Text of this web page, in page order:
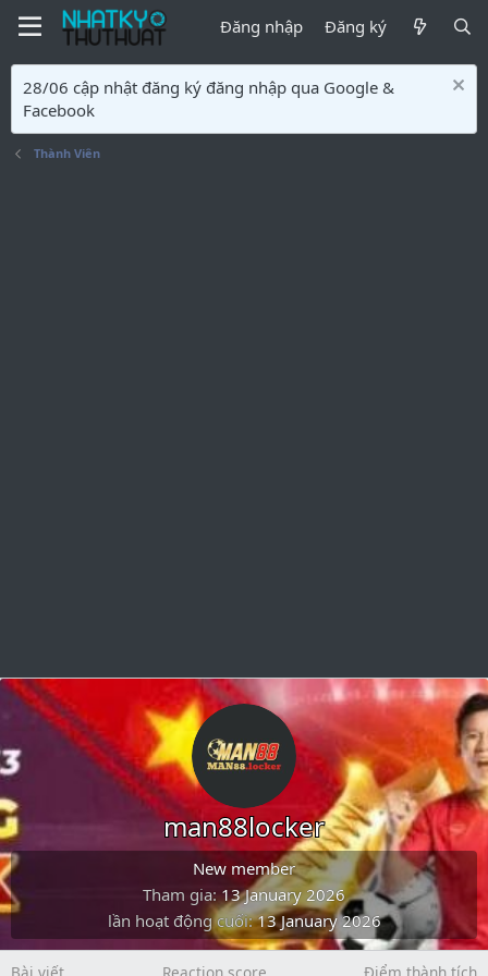
Đăng nhập Đăng ký
28/06 cập nhật đăng ký đăng nhập qua Google &
Facebook
Thành Viên
man88locker
New member
Tham gia 13 January 2026
lần hoạt động cuối 13 January 2026